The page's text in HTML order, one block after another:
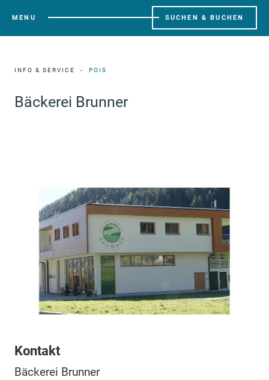
MENU SUCHEN & BUCHEN
INFO & SERVICE POIS
Bäckerei Brunner
Kontakt
Bäckerei Brunner